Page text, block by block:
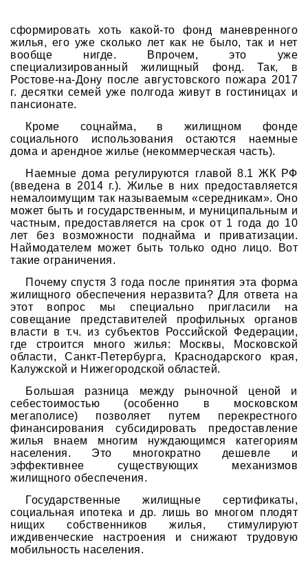
сформировать хоть какой-то фонд маневренного
жилья, его уже сколько лет как не было, так и нет
вообще нигде. Впрочем, это уже
специализированный жилищный фонд. Так, в
Ростове-на-Дону после августовского пожара 2017
г. десятки семей уже полгода живут в гостиницах и
пансионате.
Кроме соцнайма, в жилищном фонде
социального использования остаются наемные
дома и арендное жилье (некоммерческая часть).
Наемные дома регулируются главой 8.1 ЖК РФ
(введена в 2014 г.). Жилье в них предоставляется
немалоимущим так называемым «середникам». Оно
может быть и государственным, и муниципальным и
частным, предоставляется на срок от 1 года до 10
лет без возможности поднайма и приватизации.
Наймодателем может быть только одно лицо. Вот
такие ограничения.
Почему спустя 3 года после принятия эта форма
жилищного обеспечения неразвита? Для ответа на
этот вопрос мы специально пригласили на
совещание представителей профильных органов
власти в т.ч. из субъектов Российской Федерации,
где строится много жилья: Москвы, Московской
области, Санкт-Петербурга, Краснодарского края,
Калужской и Нижегородской областей.
Большая разница между рыночной ценой и
себестоимостью (особенно в московском
мегаполисе) позволяет путем перекрестного
финансирования субсидировать предоставление
жилья внаем многим нуждающимся категориям
населения. Это многократно дешевле и
эффективнее существующих механизмов
жилищного обеспечения.
Государственные жилищные сертификаты,
социальная ипотека и др. лишь во многом плодят
нищих собственников жилья, стимулируют
иждивенческие настроения и снижают трудовую
мобильность населения.